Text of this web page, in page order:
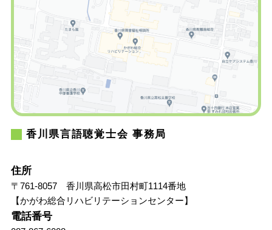
香川県言語聴覚士会 事務局
住所
〒761-8057 香川県高松市田村町1114番地
【かがわ総合リハビリテーションセンター】
電話番号